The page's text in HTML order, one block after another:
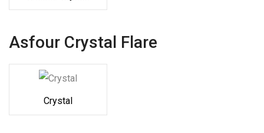
Asfour Crystal Flare
Crystal